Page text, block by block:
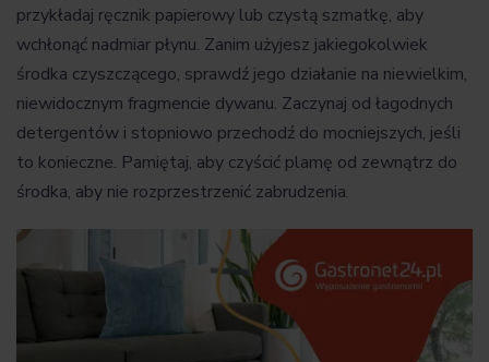
przykładaj ręcznik papierowy lub czystą szmatkę, aby
wchłonąć nadmiar płynu. Zanim użyjesz jakiegokolwiek
środka czyszczącego, sprawdź jego działanie na niewielkim,
niewidocznym fragmencie dywanu. Zaczynaj od łagodnych
detergentów i stopniowo przechodź do mocniejszych, jeśli
to konieczne. Pamiętaj, aby czyścić plamę od zewnątrz do
środka, aby nie rozprzestrzenić zabrudzenia.